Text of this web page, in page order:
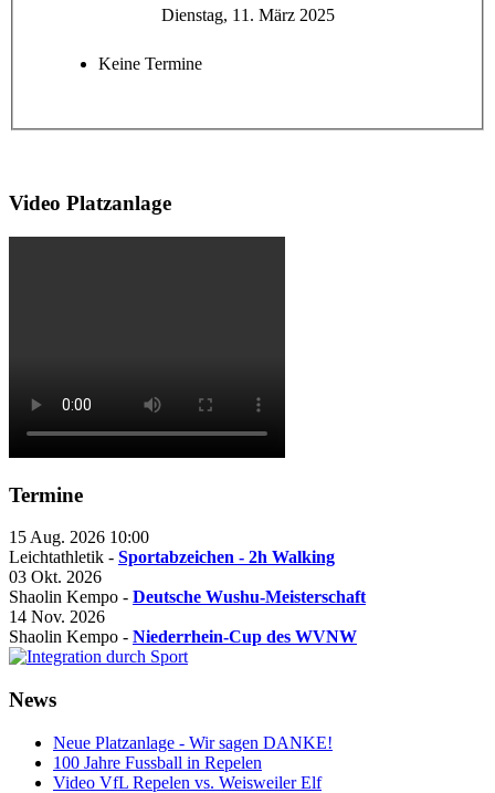
Dienstag, 11. März 2025
Keine Termine
Video Platzanlage
Termine
15 Aug. 2026 10:00
Leichtathletik - Sportabzeichen - 2h Walking
03 Okt. 2026
Shaolin Kempo - Deutsche Wushu-Meisterschaft
14 Nov. 2026
Shaolin Kempo - Niederrhein-Cup des WVNW
News
Neue Platzanlage - Wir sagen DANKE!
100 Jahre Fussball in Repelen
Video VfL Repelen vs. Weisweiler Elf